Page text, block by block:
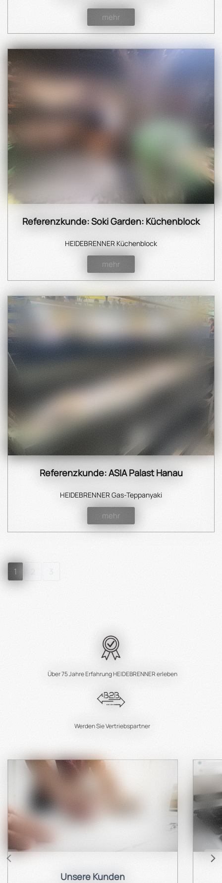
mehr
Referenzkunde: Soki Garden: Küchenblock
HEIDEBRENNER Küchenblock
mehr
Referenzkunde: ASIA Palast Hanau
HEIDEBRENNER Gas-Teppanyaki
mehr
1 2 3
Über 75 Jahre Erfahrung HEIDEBRENNER erleben
Werden Sie Vertriebspartner
Unsere Kunden